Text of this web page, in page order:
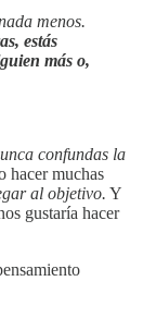
menos.
estás
más o,
confundas la
hacer muchas
al objetivo. Y
gustaría hacer